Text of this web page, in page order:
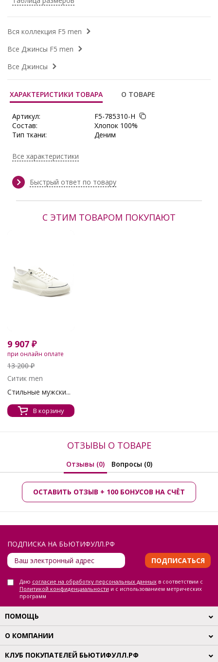
Вся коллекция F5 men
Все Джинсы F5 men
Все Джинсы
ХАРАКТЕРИСТИКИ ТОВАРА О ТОВАРЕ
Артикул:
F5-785310-Н
Состав:
Хлопок 100%
Тип ткани:
Деним
Производитель:
Все характеристики
Быстрый ответ по товару
С ЭТИМ ТОВАРОМ ПОКУПАЮТ
9 907 ₽
при онлайн оплате
13 200 ₽
Ситик men
Стильные мужски...
В корзину
ОТЗЫВЫ О ТОВАРЕ
Отзывы (0) Вопросы (0)
ОСТАВИТЬ ОТЗЫВ + 100 БОНУСОВ НА СЧЁТ
ПОДПИСКА НА БЬЮТИФУЛЛ.РФ
ПОДПИСАТЬСЯ
Даю согласие на обработку персональных данныхв соответствии с
Политикой конфиденциальности и с использованием метрических
программ
ПОМОЩЬ
О КОМПАНИИ
КЛУБ ПОКУПАТЕЛЕЙ БЬЮТИФУЛЛ.РФ